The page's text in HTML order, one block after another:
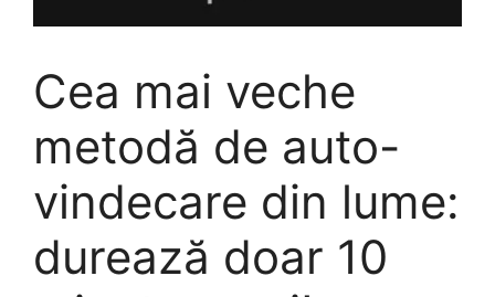
Cea mai veche
metodă de auto-
vindecare din lume:
durează doar 10